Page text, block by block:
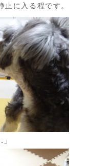
に入る程です。